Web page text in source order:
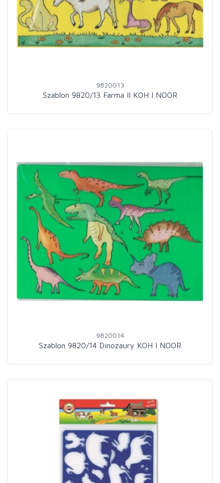
9820013
Szablon 9820/13 Farma II KOH I NOOR
9820014
Szablon 9820/14 Dinozaury KOH I NOOR